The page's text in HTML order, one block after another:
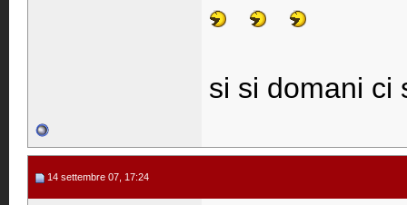
si si domani ci
14 settembre 07, 17:24